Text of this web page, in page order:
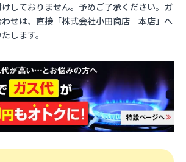
しておりません。予めご了承ください。ガ
わせは、直接「株式会社小田商店 本店」へ
します。